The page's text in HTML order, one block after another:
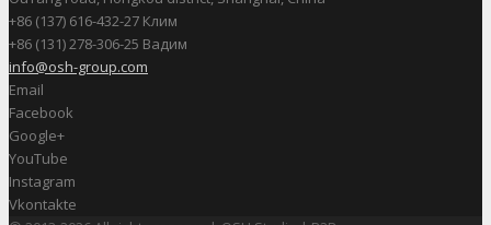
+86 (137) 616-432-27 Клим
+86 (131) 278-306-25 Вадим
info@osh-group.com
Email
Facebook
Google+
YouTube
Instagram
Vkontakte